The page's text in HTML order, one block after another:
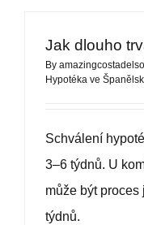
Jak dlouho
By
Hypotéka ve
Schválení
3–6 týdnů. U
může být
týdnů.